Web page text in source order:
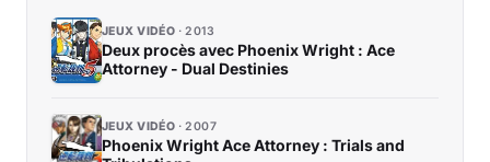
JEUX VIDÉO 2013
Deux procès avec Phoenix Wright : Ace
Attorney - Dual Destinies
JEUX VIDÉO 2007
Phoenix Wright Ace Attorney : Trials and